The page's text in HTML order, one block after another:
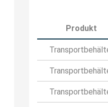
Produkt